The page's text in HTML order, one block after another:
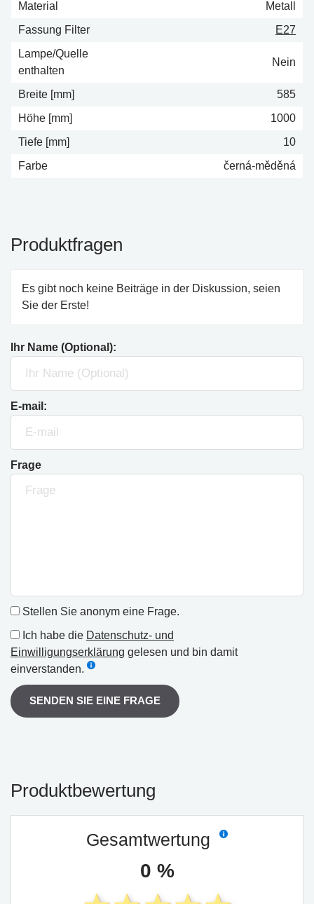
Material
Metall
Fassung Filter
E27
Lampe/Quelle
enthalten
Nein
Breite [mm]
585
Höhe [mm]
1000
Tiefe [mm]
10
Farbe
černá-měděná
Produktfragen
Es gibt noch keine Beiträge in der Diskussion, seien
Sie der Erste!
Ihr Name (Optional):
E-mail:
Frage
Stellen Sie anonym eine Frage.
Ich habe die Datenschutz- und
Einwilligungserklärung gelesen und bin damit
einverstanden.
SENDEN SIE EINE FRAGE
Produktbewertung
Gesamtwertung
0 %